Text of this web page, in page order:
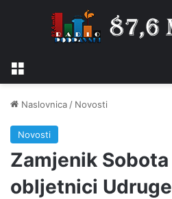
Naslovnica / Novosti
Novosti
Zamjenik Sobota
obljetnici